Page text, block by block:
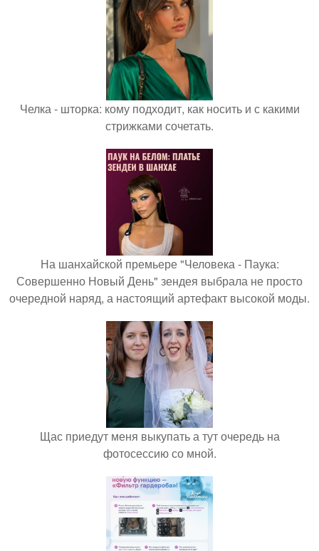
Челка - шторка: кому подходит, как носить и с какими
стрижками сочетать.
На шанхайской премьере "Человека - Паука:
Совершенно Новый День" зендея выбрала не просто
очередной наряд, а настоящий артефакт высокой моды.
Щас приедут меня выкупать а тут очередь на
фотосессию со мной.